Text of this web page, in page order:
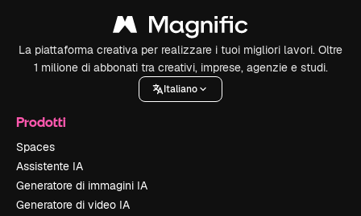
La piattaforma creativa per realizzare i tuoi migliori lavori. Oltre
1 milione di abbonati tra creativi, imprese, agenzie e studi.
Italiano
Prodotti
Spaces
Assistente IA
Generatore di immagini IA
Generatore di video IA